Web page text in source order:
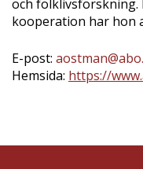
och folklivsforskning.
kooperation har hon
E-post:
Hemsida: https://